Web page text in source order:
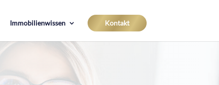
Immobilienwissen Kontakt